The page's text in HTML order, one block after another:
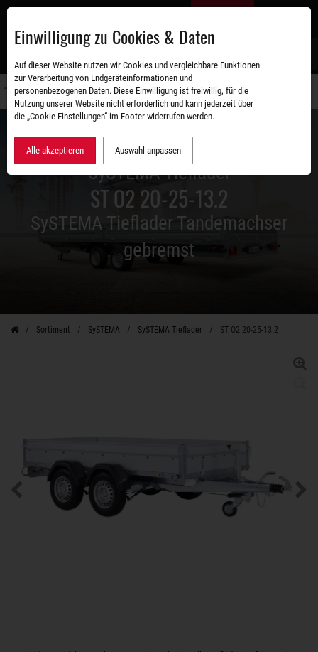
Zum
SySTEMA Tieflader
ST O2 20-25-13.2
SySTEMA Tieflader Tandemachser
gebremst
Sortiment SySTEMA SySTEMA Tieflader ST O2 20-25-13.2
Einwilligung zu Cookies & Daten
Auf dieser Website nutzen wir Cookies und vergleichbare Funktionen
zur Verarbeitung von Endgeräteinformationen und
personenbezogenen Daten. Diese Einwilligung ist freiwillig, für die
Nutzung unserer Website nicht erforderlich und kann jederzeit über
die „Cookie-Einstellungen“ im Footer widerrufen werden.
Alle akzeptieren Auswahl anpassen